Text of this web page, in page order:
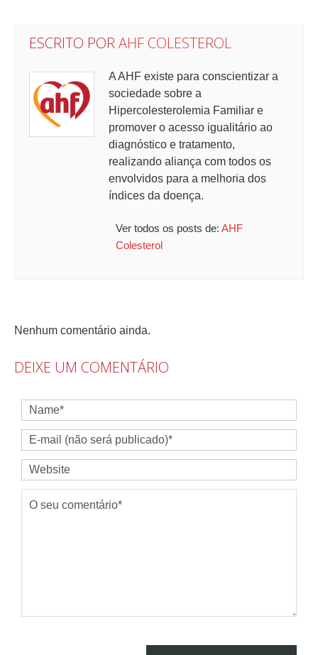
ESCRITO PORAHF COLESTEROL
A AHF existe para conscientizar a
sociedade sobre a
Hipercolesterolemia Familiar e
promover o acesso igualitário ao
diagnóstico e tratamento,
realizando aliança com todos os
envolvidos para a melhoria dos
índices da doença.
Ver todos os posts de: AHF
Colesterol
Nenhum comentário ainda.
DEIXE UM COMENTÁRIO